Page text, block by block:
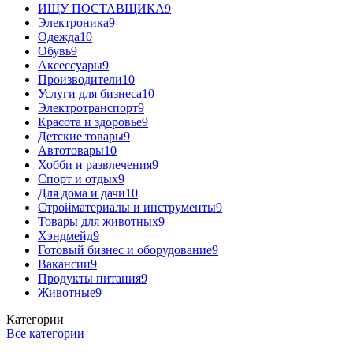
ИЩУ ПОСТАВЩИКА9
Электроника9
Одежда10
Обувь9
Аксессуары9
Производители10
Услуги для бизнеса10
Электротранспорт9
Красота и здоровье9
Детские товары9
Автотовары10
Хобби и развлечения9
Спорт и отдых9
Для дома и дачи10
Стройматериалы и инструменты9
Товары для животных9
Хэндмейд9
Готовый бизнес и оборудование9
Вакансии9
Продукты питания9
Животные9
Категории
Все категории